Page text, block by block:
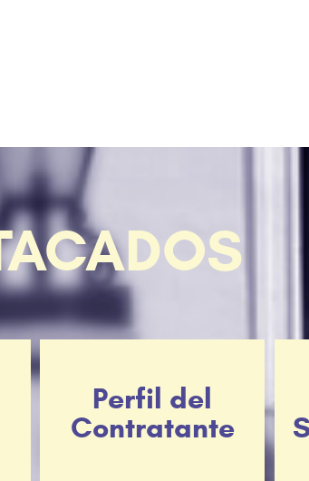
Perfil del
Contratante